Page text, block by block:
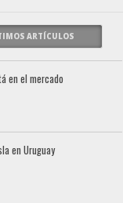
ARTÍCULOS
en el mercado
en Uruguay